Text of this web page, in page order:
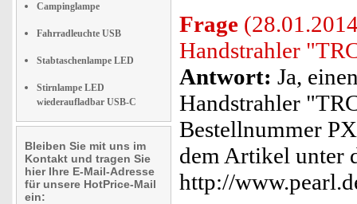
Campinglampe
Fahrradleuchte USB
Stabtaschenlampe LED
Stirnlampe LED
wiederaufladbar USB-C
Bleiben Sie mit uns im
Kontakt und tragen Sie
hier Ihre E-Mail-Adresse
für unsere HotPrice-Mail
ein:
Frage
Handstrahler
Antwort: Ja,
Handstrahler
Bestellnummer
dem Artikel unter
http://